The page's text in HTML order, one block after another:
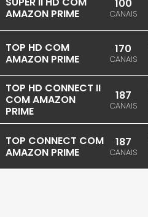
AMAZON PRIME
100
CANAIS
TOP HD COM
AMAZON PRIME
170
CANAIS
TOP HD CONNECT II
COM AMAZON
PRIME
187
CANAIS
TOP CONNECT COM
AMAZON PRIME
187
CANAIS